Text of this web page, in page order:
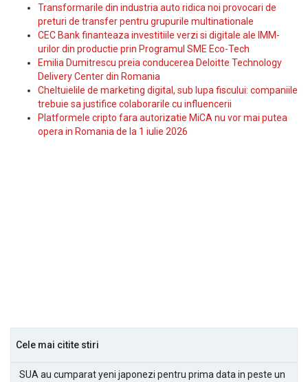
Transformarile din industria auto ridica noi provocari de
preturi de transfer pentru grupurile multinationale
CEC Bank finanteaza investitiile verzi si digitale ale IMM-
urilor din productie prin Programul SME Eco-Tech
Emilia Dumitrescu preia conducerea Deloitte Technology
Delivery Center din Romania
Cheltuielile de marketing digital, sub lupa fiscului: companiile
trebuie sa justifice colaborarile cu influencerii
Platformele cripto fara autorizatie MiCA nu vor mai putea
opera in Romania de la 1 iulie 2026
Cele mai citite stiri
SUA au cumparat yeni japonezi pentru prima data in peste un